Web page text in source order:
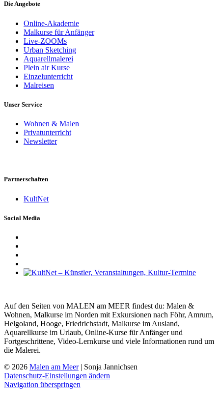
Die Angebote
Online-Akademie
Malkurse für Anfänger
Live-ZOOMs
Urban Sketching
Aquarellmalerei
Plein air Kurse
Einzelunterricht
Malreisen
Unser Service
Wohnen & Malen
Privatunterricht
Newsletter
Partnerschaften
KultNet
Social Media
Auf den Seiten von MALEN am MEER findest du: Malen &
Wohnen, Malkurse im Norden mit Exkursionen nach Föhr, Amrum,
Helgoland, Hooge, Friedrichstadt, Malkurse im Ausland,
Aquarellkurse im Urlaub, Online-Kurse für Anfänger und
Fortgeschrittene, Video-Lernkurse und viele Informationen rund um
die Malerei.
© 2026 Malen am Meer| Sonja Jannichsen
Datenschutz-Einstellungen ändern
Navigation überspringen